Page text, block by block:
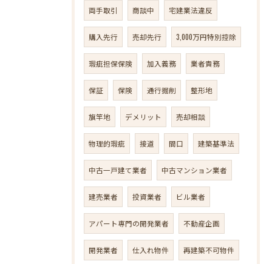
両手取引 商談中 宅建業法違反
購入先行 売却先行 3,000万円特別控除
瑕疵担保保険 加入義務 業者責務
保証 保険 通行掘削 整形地
旗竿地 デメリット 売却相談
物理的瑕疵 接道 間口 建築基準法
中古一戸建て業者 中古マンション業者
建売業者 投資業者 ビル業者
アパート専門の開発業者 不動産企画
開発業者 仕入れ物件 再建築不可物件